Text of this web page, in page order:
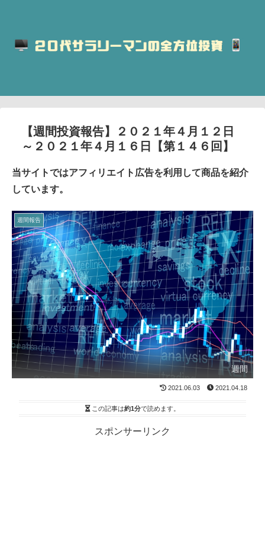
【週間投資報告】２０２１年４月１２日
～２０２１年４月１６日【第１４６回】
当サイトではアフィリエイト広告を利用して商品を紹介
しています。
週間報告
週間
2021.06.03 2021.04.18
この記事は約1分で読めます。
スポンサーリンク